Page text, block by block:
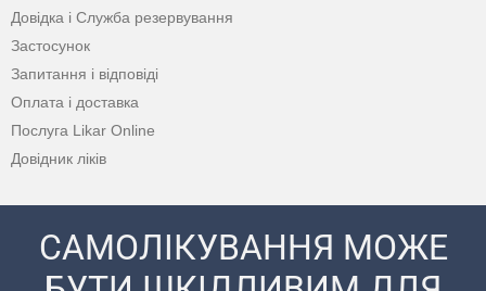
Довідка і Служба резервування
Застосунок
Запитання і відповіді
Оплата і доставка
Послуга Likar Online
Довідник ліків
САМОЛІКУВАННЯ МОЖЕ